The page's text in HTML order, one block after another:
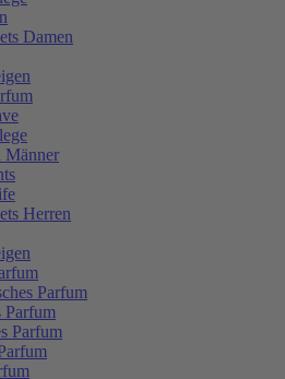
Damen
Männer
Herren
Parfum
Parfum
Parfum